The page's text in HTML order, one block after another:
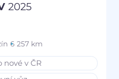
2025
6 257 km
nové v ČR